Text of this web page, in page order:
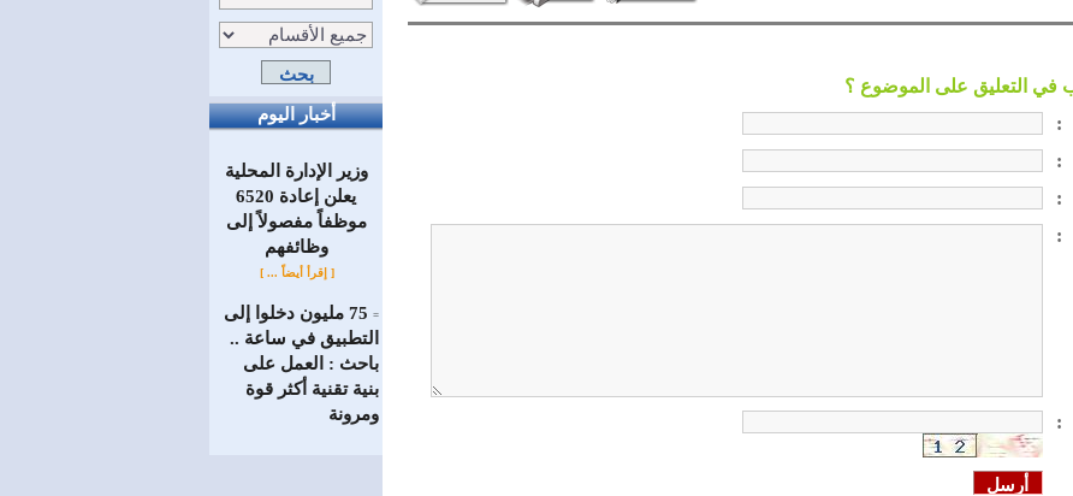
أخبار اليوم
وزير الإدارة المحلية
يعلن إعادة 6520
موظفاً مفصولاً إلى
‏وظائفهم
[ إقرأ أيضاً ... ]
=
75 مليون دخلوا إلى
التطبيق في ساعة ..
باحث : العمل على
بنية تقنية أكثر قوة
ومرونة
:
:
:
:
: